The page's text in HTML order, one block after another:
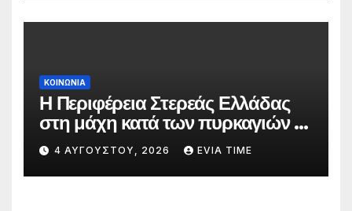
ΚΟΙΝΩΝΙΑ
Η Περιφέρεια Στερεάς Ελλάδας
στη μάχη κατά των πυρκαγιών –
Δράσεις και στήριξη σε πέντε
περιφερειακές ενότητες
4 ΑΥΓΟΎΣΤΟΥ, 2026 EVIA TIME